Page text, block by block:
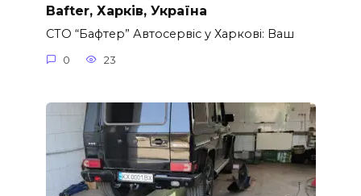
Bafter, Харків, Україна
СТО “Бафтер” Автосервіс у Харкові: Ваш
0 23